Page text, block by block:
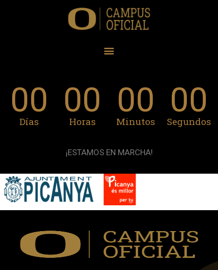
00
Días
00
Horas
00
Minutos
00
Segundos
¡ESTAMOS EN MARCHA!